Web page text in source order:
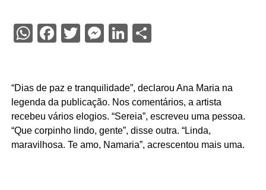
WhatsApp
Facebook
Twitter
Messenger
LinkedIn
Share
“Dias de paz e tranquilidade”, declarou Ana Maria na
legenda da publicação. Nos comentários, a artista
recebeu vários elogios. “Sereia”, escreveu uma pessoa.
“Que corpinho lindo, gente”, disse outra. “Linda,
maravilhosa. Te amo, Namaria”, acrescentou mais uma.